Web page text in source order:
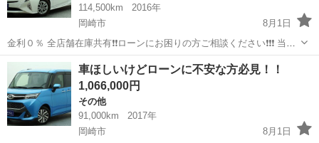
114,500km
2016年
岡崎市
8月1日
金利０％ 全店舗在庫共有❗️❗️ローンにお困りの方ご相談ください❗️❗️❗️ 当店
の自社ローンは 👉審査通過率95％❗️ さらに… 👉総額150万円までのお
車なら【頭金0円OK】✨ 「今は無理かも…」と...
愛知 ローン
車ほしいけどローンに不安な方必見！！
1,066,000円
その他
91,000km
2017年
岡崎市
8月1日